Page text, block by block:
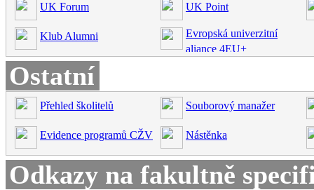
UK Forum
UK Point
Klub Alumni
Evropská univerzitní
aliance 4EU+
Ostatní
Přehled školitelů Souborový manažer
Evidence programů CŽV Nástěnka
Odkazy na fakultně